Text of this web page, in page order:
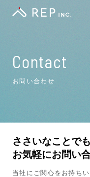
Feature
Recruit
About
Contact
お問い合わせ
ささいなことでも
お気軽にお問い
当社にご関心をお持ち